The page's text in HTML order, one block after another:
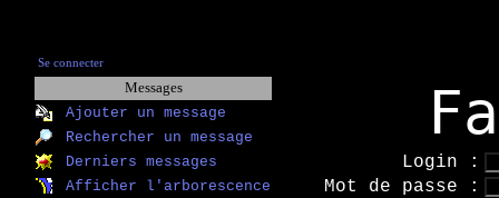
Se connecter
Messages
Ajouter un message
Rechercher un message
Derniers messages
Login :
Afficher l'arborescence Mot de passe :